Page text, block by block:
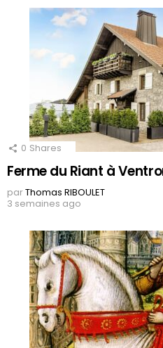
0 Shares
Ferme du Riant à
parThomas RIBOULET
3 semaines ago